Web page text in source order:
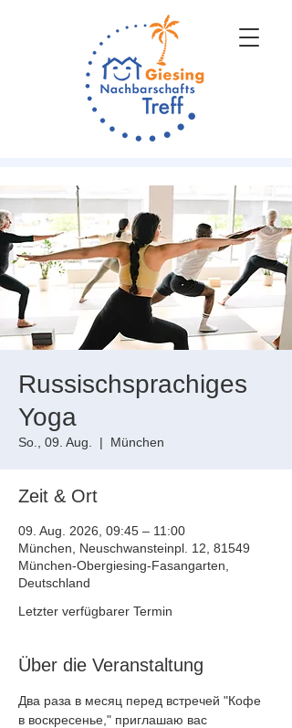
Russischsprachiges
Yoga
So., 09. Aug.
  |
München
Zeit & Ort
09. Aug. 2026, 09:45 – 11:00
München, Neuschwansteinpl. 12, 81549
München-Obergiesing-Fasangarten,
Deutschland
Letzter verfügbarer Termin
Über die Veranstaltung
Два раза в месяц перед встречей "Кофе
в воскресенье," приглашаю вас